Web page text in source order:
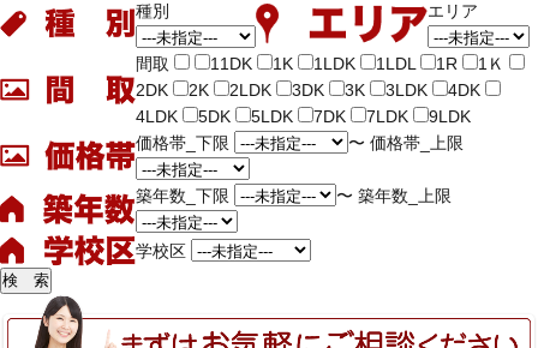
種別
エリア
間取 11DK 1K 1LDK 1LDL 1R
1Ｋ
2DK
2K 2LDK 3DK 3K 3LDK
4DK
4LDK
5DK 5LDK 7DK 7LDK
9LDK
価格帯_下限
〜 価格帯_上限
築年数_下限 〜 築年数_上限
学校区